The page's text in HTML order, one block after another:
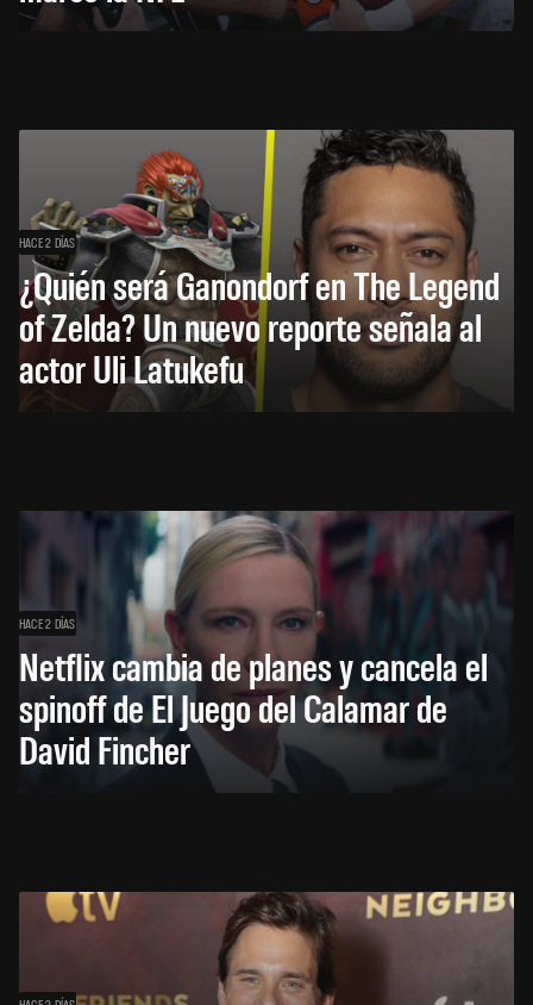
HACE 2 DÍAS
¿Quién será Ganondorf en The Legend
of Zelda? Un nuevo reporte señala al
actor Uli Latukefu
HACE 2 DÍAS
Netflix cambia de planes y cancela el
spinoff de El Juego del Calamar de
David Fincher